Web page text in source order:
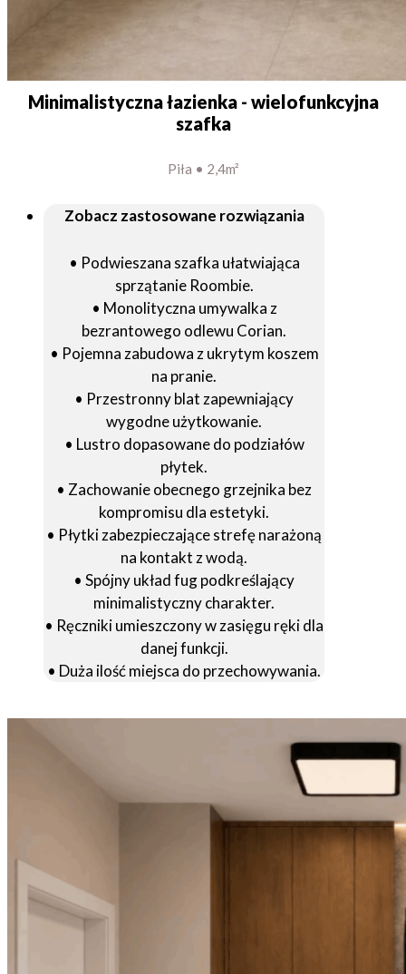
Minimalistyczna łazienka - wielofunkcyjna
szafka
Piła • 2,4m²
Zobacz zastosowane rozwiązania
• Podwieszana szafka ułatwiająca
sprzątanie Roombie.
• Monolityczna umywalka z
bezrantowego odlewu Corian.
• Pojemna zabudowa z ukrytym koszem
na pranie.
• Przestronny blat zapewniający
wygodne użytkowanie.
• Lustro dopasowane do podziałów
płytek.
• Zachowanie obecnego grzejnika bez
kompromisu dla estetyki.
• Płytki zabezpieczające strefę narażoną
na kontakt z wodą.
• Spójny układ fug podkreślający
minimalistyczny charakter.
• Ręczniki umieszczony w zasięgu ręki dla
danej funkcji.
• Duża ilość miejsca do przechowywania.